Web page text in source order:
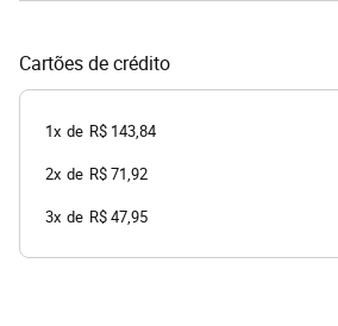
Cartões de crédito
1x de R$ 143,84
2x de R$ 71,92
3x de R$ 47,95